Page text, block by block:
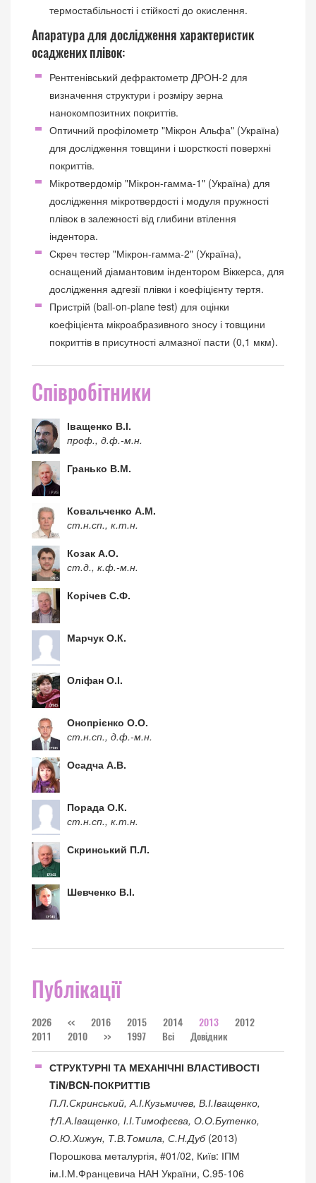
термостабільності і стійкості до окислення.
Апаратура для дослідження характеристик
осаджених плівок:
Рентгенівський дефрактометр ДРОН-2 для
визначення структури і розміру зерна
нанокомпозитних покриттів.
Оптичний профілометр "Мікрон Альфа" (Україна)
для дослідження товщини і шорсткості поверхні
покриттів.
Мікротвердомір "Мікрон-гамма-1" (Україна) для
дослідження мікротвердості і модуля пружності
плівок в залежності від глибини втілення
індентора.
Скреч тестер "Мікрон-гамма-2" (Україна),
оснащений діамантовим індентором Віккерса, для
дослідження адгезії плівки і коефіцієнту тертя.
Пристрій (ball-on-plane test) для оцінки
коефіцієнта мікроабразивного зносу і товщини
покриттів в присутності алмазної пасти (0,1 мкм).
Співробітники
Іващенко В.І.
проф., д.ф.-м.н.
Гранько В.М.
Ковальченко А.М.
ст.н.сп., к.т.н.
Козак А.О.
ст.д., к.ф.-м.н.
Корічев С.Ф.
Марчук О.К.
Оліфан О.І.
Онопрієнко О.О.
ст.н.сп., д.ф.-м.н.
Осадча А.В.
Порада О.К.
ст.н.сп., к.т.н.
Скринський П.Л.
Шевченко В.І.
Публікації
2026 << 2016 2015 2014 2013
2012
2011
2010 >> 1997 Всі Довідник
СТРУКТУРНІ ТА МЕХАНІЧНІ ВЛАСТИВОСТІ
TiN/BCN-ПОКРИТТІВ
П.Л.Скринський, А.І.Кузьмичев, В.І.Іващенко,
†Л.А.Іващенко, І.І.Тимофєєва, О.О.Бутенко,
О.Ю.Хижун, Т.В.Томила, С.Н.Дуб(2013)
Порошкова металургія, #01/02, Київ: ІПМ
ім.І.М.Францевича НАН України, C.95-106